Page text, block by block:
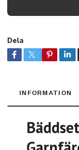
Dela
INFORMATION